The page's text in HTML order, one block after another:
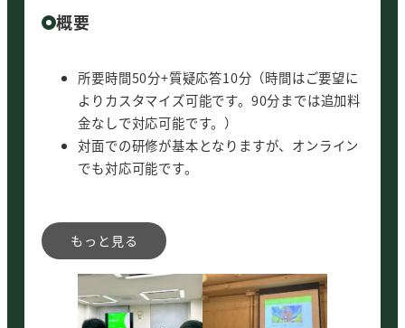
概要
所要時間50分+質疑応答10分（時間はご要望に
よりカスタマイズ可能です。90分までは追加料
金なしで対応可能です。）
対面での研修が基本となりますが、オンライン
でも対応可能です。
生成AIの基本
生成AIの種類（ChatGPT・Gemini・
NotebookLM・Claude他）